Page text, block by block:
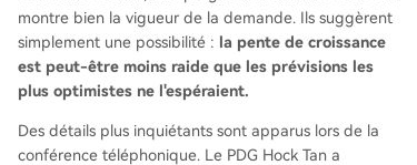
montre bien la vigueur de la demande. Ils suggèrent
simplement une possibilité : la pente de croissance
est peut-être moins raide que les prévisions les
plus optimistes ne l'espéraient.
Des détails plus inquiétants sont apparus lors de la
conférence téléphonique. Le PDG Hock Tan a